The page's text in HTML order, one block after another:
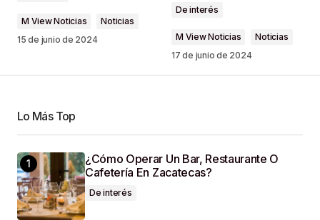
Your E-Mail
Guardar Mi Nombre, Correo Electrónico Y Sitio
Web En Este Navegador Para La Próxima Vez
Que Haga Un Comentario.
M View Noticias
Noticias
15 de junio de 2024
De interés
M View Noticias
Noticias
17 de junio de 2024
Lo Más Top
¿Cómo Operar Un Bar, Restaurante O
Cafetería En Zacatecas?
De interés